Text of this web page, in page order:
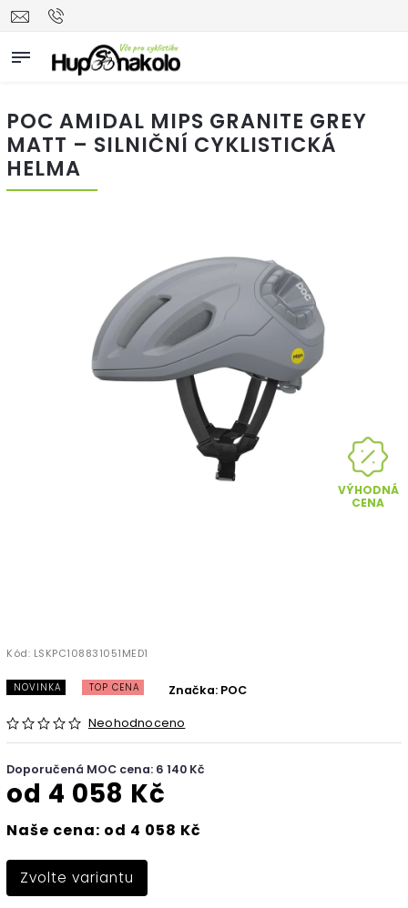
POC AMIDAL MIPS GRANITE GREY
MATT – SILNIČNÍ CYKLISTICKÁ
HELMA
VÝHODNÁ
CENA
Kód: LSKPC108831051MED1
NOVINKA TOP CENA
Neohodnoceno
Značka: POC
Doporučená MOC cena: 6 140 Kč
od 4 058 Kč
Naše cena: od 4 058 Kč
Zvolte variantu